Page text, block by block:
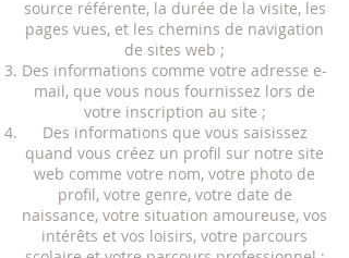
source référente, la durée de la visite, les
pages vues, et les chemins de navigation
de sites web ;
Des informations comme votre adresse e-
mail, que vous nous fournissez lors de
votre inscription au site ;
Des informations que vous saisissez
quand vous créez un profil sur notre site
web comme votre nom, votre photo de
profil, votre genre, votre date de
naissance, votre situation amoureuse, vos
intérêts et vos loisirs, votre parcours